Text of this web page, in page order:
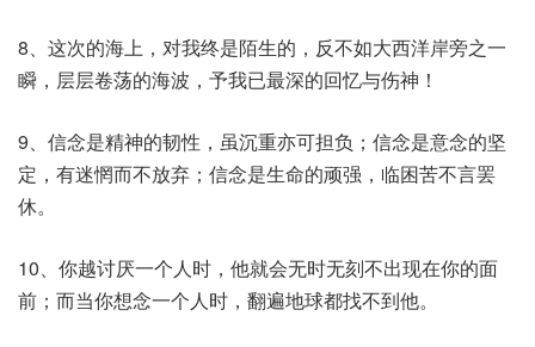
8、这次的海上，对我终是陌生的，反不如大西洋岸旁之一
瞬，层层卷荡的海波，予我已最深的回忆与伤神！
9、信念是精神的韧性，虽沉重亦可担负；信念是意念的坚
定，有迷惘而不放弃；信念是生命的顽强，临困苦不言罢
休。
10、你越讨厌一个人时，他就会无时无刻不出现在你的面
前；而当你想念一个人时，翻遍地球都找不到他。